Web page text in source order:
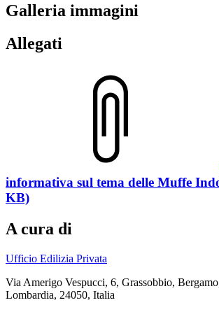
Galleria immagini
Allegati
informativa sul tema delle Muffe
KB)
A cura di
Ufficio Edilizia Privata
Via Amerigo Vespucci, 6, Grassobbio,
Lombardia, 24050, Italia